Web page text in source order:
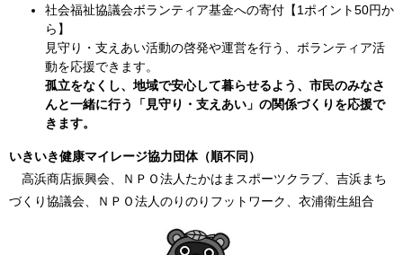
社会福祉協議会ボランティア基金への寄付【1ポイント50円か
ら】
見守り・支えあい活動の啓発や運営を行う、ボランティア活
動を応援できます。
孤立をなくし、地域で安心して暮らせるよう、市民のみなさ
んと一緒に行う「見守り・支えあい」の関係づくりを応援で
きます。
いきいき健康マイレージ協力団体（順不同）
高浜商店振興会、ＮＰＯ法人たかはまスポーツクラブ、吉浜まち
づくり協議会、ＮＰＯ法人のりのりフットワーク、衣浦衛生組合